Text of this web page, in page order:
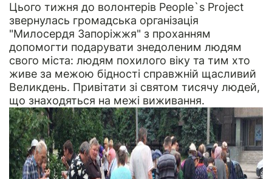
Цього тижня до волонтерів People`s Project
звернулась громадська організація
"Милосердя Запоріжжя" з проханням
допомогти подарувати знедоленим людям
свого міста: людям похилого віку та тим хто
живе за межою бідності справжній щасливий
Великдень. Привітати зі святом тисячу людей,
що знаходяться на межі виживання.